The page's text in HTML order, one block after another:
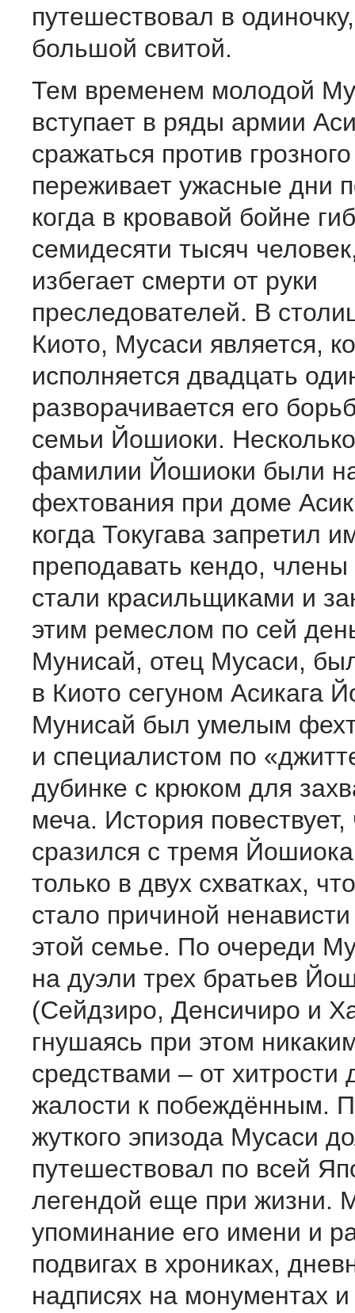
путешествовал в
большой свитой.
Тем временем молодой
вступает в ряды армии
сражаться против
переживает ужасные дни
когда в кровавой бойне
семидесяти тысяч
избегает смерти от руки
преследователей. В
Киото, Мусаси является,
исполняется двадцать
разворачивается его
семьи Йошиоки.
фамилии Йошиоки были
фехтования при доме
когда Токугава запретил
преподавать кендо,
стали красильщиками и
этим ремеслом по сей
Мунисай, отец Мусаси,
в Киото сегуном Асикага
Мунисай был умелым
и специалистом по
дубинке с крюком для
меча. История
сразился с тремя
только в двух схватках,
стало причиной
этой семье. По очереди
на дуэли трех братьев
(Сейдзиро, Денсичиро и
гнушаясь при этом
средствами – от хитрости
жалости к побеждённым.
жуткого эпизода Мусаси
путешествовал по всей
легендой еще при жизни.
упоминание его имени и
подвигах в хрониках,
надписях на монументах